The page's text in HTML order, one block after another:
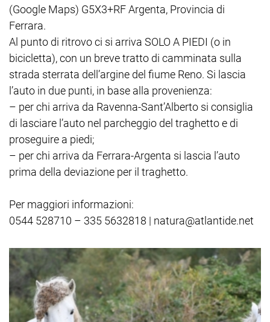
(Google Maps) G5X3+RF Argenta, Provincia di
Ferrara.
Al punto di ritrovo ci si arriva SOLO A PIEDI (o in
bicicletta), con un breve tratto di camminata sulla
strada sterrata dell’argine del fiume Reno. Si lascia
l’auto in due punti, in base alla provenienza:
– per chi arriva da Ravenna-Sant’Alberto si consiglia
di lasciare l’auto nel parcheggio del traghetto e di
proseguire a piedi;
– per chi arriva da Ferrara-Argenta si lascia l’auto
prima della deviazione per il traghetto.
Per maggiori informazioni:
0544 528710 – 335 5632818 | natura@atlantide.net